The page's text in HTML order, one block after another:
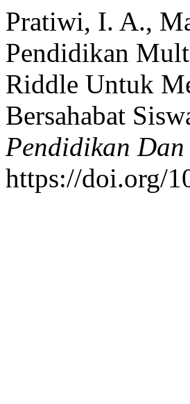
Pratiwi, I. A.,
Pendidikan
Riddle Untuk
Bersahabat
Pendidikan
https://doi.org/